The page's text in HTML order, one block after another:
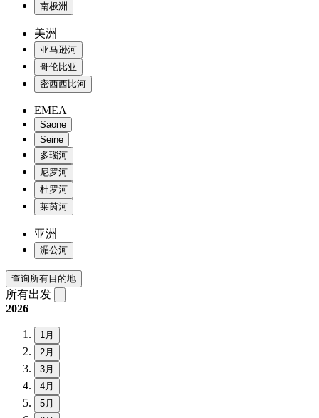
南极洲
美洲
亚马逊河
哥伦比亚
密西西比河
EMEA
Saone
Seine
多瑙河
尼罗河
杜罗河
莱茵河
亚洲
湄公河
查询所有目的地
所有出发
2026
1月
2月
3月
4月
5月